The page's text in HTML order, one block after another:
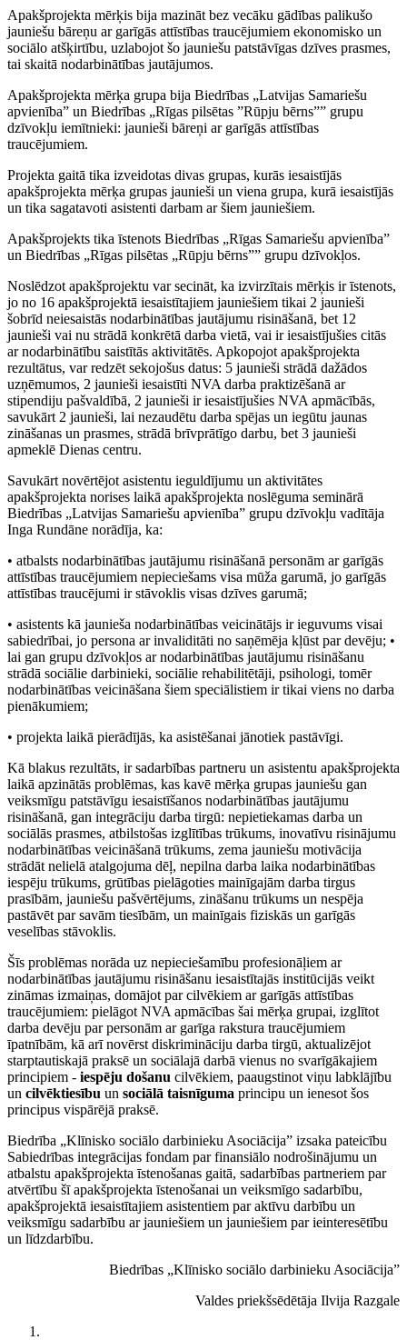
Apakšprojekta mērķis bija mazināt bez vecāku gādības palikušo
jauniešu bāreņu ar garīgās attīstības traucējumiem ekonomisko un
sociālo atšķirtību, uzlabojot šo jauniešu patstāvīgas dzīves prasmes,
tai skaitā nodarbinātības jautājumos.
Apakšprojekta mērķa grupa bija Biedrības „Latvijas Samariešu
apvienība” un Biedrības „Rīgas pilsētas ”Rūpju bērns”” grupu
dzīvokļu iemītnieki: jaunieši bāreņi ar garīgās attīstības
traucējumiem.
Projekta gaitā tika izveidotas divas grupas, kurās iesaistījās
apakšprojekta mērķa grupas jaunieši un viena grupa, kurā iesaistījās
un tika sagatavoti asistenti darbam ar šiem jauniešiem.
Apakšprojekts tika īstenots Biedrības „Rīgas Samariešu apvienība”
un Biedrības „Rīgas pilsētas „Rūpju bērns”” grupu dzīvokļos.
Noslēdzot apakšprojektu var secināt, ka izvirzītais mērķis ir īstenots,
jo no 16 apakšprojektā iesaistītajiem jauniešiem tikai 2 jaunieši
šobrīd neiesaistās nodarbinātības jautājumu risināšanā, bet 12
jaunieši vai nu strādā konkrētā darba vietā, vai ir iesaistījušies citās
ar nodarbinātību saistītās aktivitātēs. Apkopojot apakšprojekta
rezultātus, var redzēt sekojošus datus: 5 jaunieši strādā dažādos
uzņēmumos, 2 jaunieši iesaistīti NVA darba praktizēšanā ar
stipendiju pašvaldībā, 2 jaunieši ir iesaistījušies NVA apmācībās,
savukārt 2 jaunieši, lai nezaudētu darba spējas un iegūtu jaunas
zināšanas un prasmes, strādā brīvprātīgo darbu, bet 3 jaunieši
apmeklē Dienas centru.
Savukārt novērtējot asistentu ieguldījumu un aktivitātes
apakšprojekta norises laikā apakšprojekta noslēguma seminārā
Biedrības „Latvijas Samariešu apvienība” grupu dzīvokļu vadītāja
Inga Rundāne norādīja, ka:
• atbalsts nodarbinātības jautājumu risināšanā personām ar garīgās
attīstības traucējumiem nepieciešams visa mūža garumā, jo garīgās
attīstības traucējumi ir stāvoklis visas dzīves garumā;
• asistents kā jaunieša nodarbinātības veicinātājs ir ieguvums visai
sabiedrībai, jo persona ar invaliditāti no saņēmēja kļūst par devēju; •
lai gan grupu dzīvokļos ar nodarbinātības jautājumu risināšanu
strādā sociālie darbinieki, sociālie rehabilitētāji, psihologi, tomēr
nodarbinātības veicināšana šiem speciālistiem ir tikai viens no darba
pienākumiem;
• projekta laikā pierādījās, ka asistēšanai jānotiek pastāvīgi.
Kā blakus rezultāts, ir sadarbības partneru un asistentu apakšprojekta
laikā apzinātās problēmas, kas kavē mērķa grupas jauniešu gan
veiksmīgu patstāvīgu iesaistīšanos nodarbinātības jautājumu
risināšanā, gan integrāciju darba tirgū: nepietiekamas darba un
sociālās prasmes, atbilstošas izglītības trūkums, inovatīvu risinājumu
nodarbinātības veicināšanā trūkums, zema jauniešu motivācija
strādāt nelielā atalgojuma dēļ, nepilna darba laika nodarbinātības
iespēju trūkums, grūtības pielāgoties mainīgajām darba tirgus
prasībām, jauniešu pašvērtējums, zināšanu trūkums un nespēja
pastāvēt par savām tiesībām, un mainīgais fiziskās un garīgās
veselības stāvoklis.
Šīs problēmas norāda uz nepieciešamību profesionāļiem ar
nodarbinātības jautājumu risināšanu iesaistītajās institūcijās veikt
zināmas izmaiņas, domājot par cilvēkiem ar garīgās attīstības
traucējumiem: pielāgot NVA apmācības šai mērķa grupai, izglītot
darba devēju par personām ar garīga rakstura traucējumiem
īpatnībām, kā arī novērst diskrimināciju darba tirgū, aktualizējot
starptautiskajā praksē un sociālajā darbā vienus no svarīgākajiem
principiem - iespēju došanu cilvēkiem, paaugstinot viņu labklājību
un cilvēktiesību un sociālā taisnīguma principu un ienesot šos
principus vispārējā praksē.
Biedrība „Klīnisko sociālo darbinieku Asociācija” izsaka pateicību
Sabiedrības integrācijas fondam par finansiālo nodrošinājumu un
atbalstu apakšprojekta īstenošanas gaitā, sadarbības partneriem par
atvērtību šī apakšprojekta īstenošanai un veiksmīgo sadarbību,
apakšprojektā iesaistītajiem asistentiem par aktīvu darbību un
veiksmīgu sadarbību ar jauniešiem un jauniešiem par ieinteresētību
un līdzdarbību.
Biedrības „Klīnisko sociālo darbinieku Asociācija”
Valdes priekšsēdētāja Ilvija Razgale